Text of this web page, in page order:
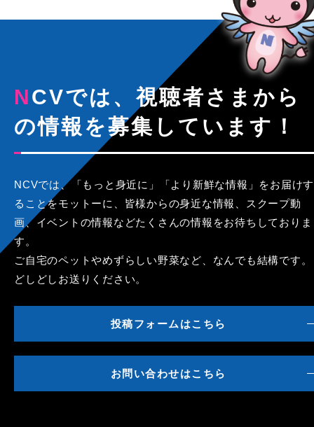
NCVでは、視聴者さまから
の情報を募集しています！
NCVでは、「もっと身近に」「より新鮮な情報」をお届けす
ることをモットーに、皆様からの身近な情報、スクープ動
画、イベントの情報などたくさんの情報をお待ちしておりま
す。
ご自宅のペットやめずらしい野菜など、なんでも結構です。
どしどしお送りください。
投稿フォームはこちら
お問い合わせはこちら